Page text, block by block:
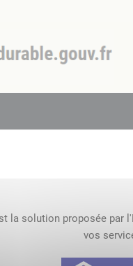
la solution proposée par
vos